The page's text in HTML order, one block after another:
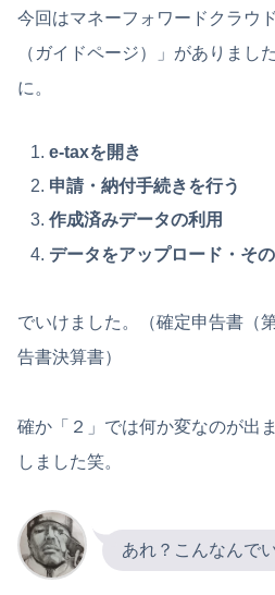
今回はマネーフォワードクラウ
（ガイドページ）」がありまし
に。
e-taxを開き
申請・納付手続きを行う
作成済みデータの利用
データをアップロード・そ
でいけました。（確定申告書（
告書決算書）
確か「２」では何か変なのが出
しました笑。
あれ？こんなんで